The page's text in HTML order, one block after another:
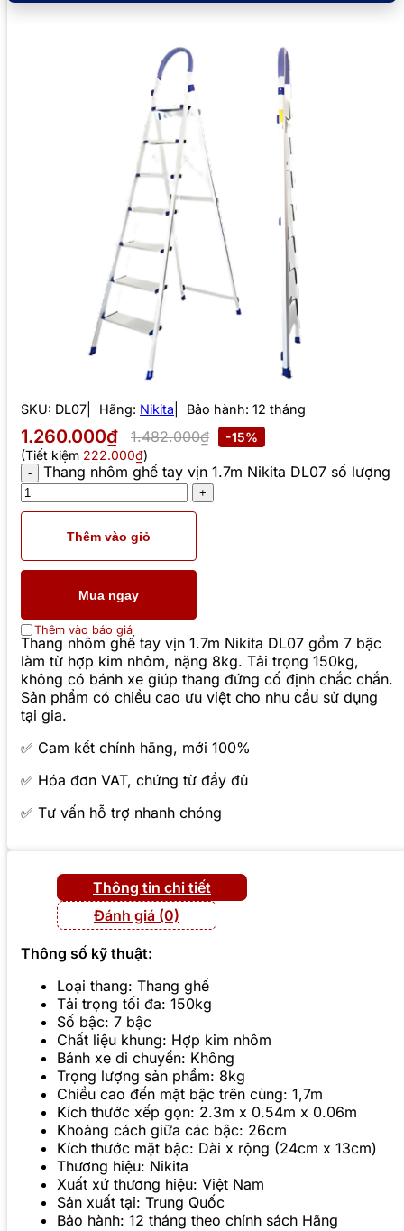
SKU: DL07 Hãng: Nikita Bảo hành: 12 tháng
1.260.000₫ 1.482.000₫
-15%
(Tiết kiệm 222.000₫)
Thang nhôm ghế tay vịn 1.7m Nikita DL07 số lượng
Thêm vào giỏ
Mua ngay
Thêm vào báo giá
Thang nhôm ghế tay vịn 1.7m Nikita DL07 gồm 7 bậc
làm từ hợp kim nhôm, nặng 8kg. Tải trọng 150kg,
không có bánh xe giúp thang đứng cố định chắc chắn.
Sản phẩm có chiều cao ưu việt cho nhu cầu sử dụng
tại gia.
✅ Cam kết chính hãng, mới 100%
✅ Hóa đơn VAT, chứng từ đầy đủ
✅ Tư vấn hỗ trợ nhanh chóng
Thông tin chi tiết
Đánh giá (0)
Thông số kỹ thuật:
Loại thang: Thang ghế
Tải trọng tối đa: 150kg
Số bậc: 7 bậc
Chất liệu khung: Hợp kim nhôm
Bánh xe di chuyển: Không
Trọng lượng sản phẩm: 8kg
Chiều cao đến mặt bậc trên cùng: 1,7m
Kích thước xếp gọn: 2.3m x 0.54m x 0.06m
Khoảng cách giữa các bậc: 26cm
Kích thước mặt bậc: Dài x rộng (24cm x 13cm)
Thương hiệu: Nikita
Xuất xứ thương hiệu: Việt Nam
Sản xuất tại: Trung Quốc
Bảo hành: 12 tháng theo chính sách Hãng